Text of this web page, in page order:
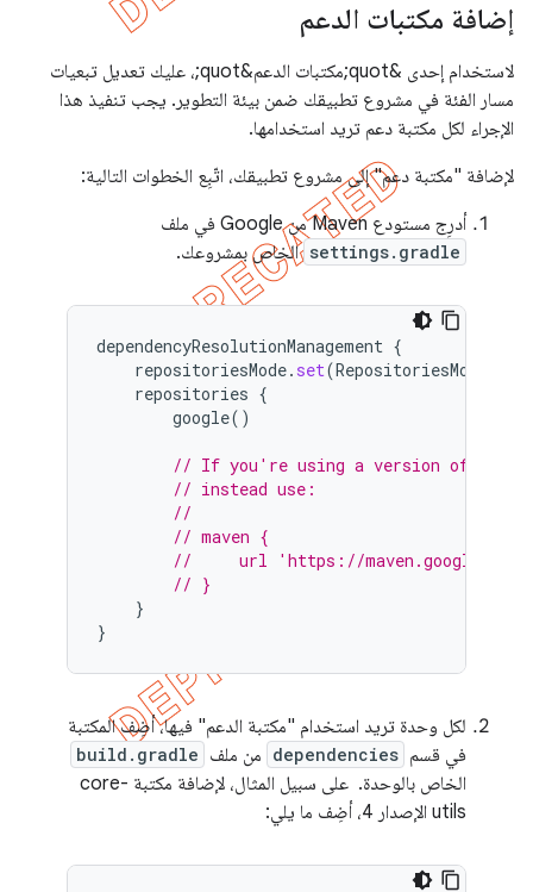
إضافة مكتبات الدعم
لاستخدام إحدى &quot;مكتبات الدعم&quot;، عليك تعديل تبعيات
مسار الفئة في مشروع تطبيقك ضمن بيئة التطوير. يجب تنفيذ هذا
الإجراء لكل مكتبة دعم تريد استخدامها.
لإضافة "مكتبة دعم" إلى مشروع تطبيقك، اتّبِع الخطوات التالية:
أدرِج مستودع Maven من Google في ملف
settings.gradle الخاص بمشروعك.
dependencyResolutionManagement {
repositoriesMode. set(RepositoriesMode
repositories {
google()
// If you're using a version of
// instead use:
//
// maven {
//     url 'https://maven.google.com'
// }
}
}
لكل وحدة تريد استخدام "مكتبة الدعم" فيها، أضِف المكتبة
في قسم dependencies من ملف build.gradle
الخاص بالوحدة. على سبيل المثال، لإضافة مكتبة core-
utils الإصدار 4، أضِف ما يلي: